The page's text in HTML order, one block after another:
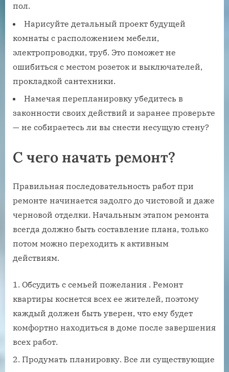
пол.
Нарисуйте детальный проект будущей
комнаты с расположением мебели,
электропроводки, труб. Это поможет не
ошибиться с местом розеток и выключателей,
прокладкой сантехники.
Намечая перепланировку убедитесь в
законности своих действий и заранее проверьте
— не собираетесь ли вы снести несущую стену?
С чего начать ремонт?
Правильная последовательность работ при
ремонте начинается задолго до чистовой и даже
черновой отделки. Начальным этапом ремонта
всегда должно быть составление плана, только
потом можно переходить к активным
действиям.
Обсудить с семьей пожелания . Ремонт
квартиры коснется всех ее жителей, поэтому
каждый должен быть уверен, что ему будет
комфортно находиться в доме после завершения
всех работ.
Продумать планировку. Все ли существующие